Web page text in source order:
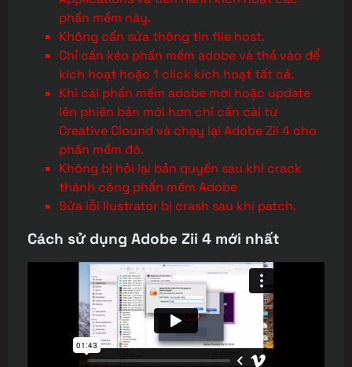
phần mềm này.
Không cần sửa thông tin file host.
Chỉ cần kéo phần mềm adobe và thả vào để
kích hoạt hoặc 1 click kích hoạt tất cả.
Khi cài phần mềm adobe mới hoặc update
lên phiên bản mới hơn chỉ cần cài từ
Creative Clound và chạy lại Adobe Zii 4 cho
phần mềm đó.
Không bị hỏi lại bản quyền sau khi crack
thành công phần mềm Adobe
Sửa lỗi Ilustrator bị crash sau khi patch.
Cách sử dụng Adobe Zii 4 mới nhất